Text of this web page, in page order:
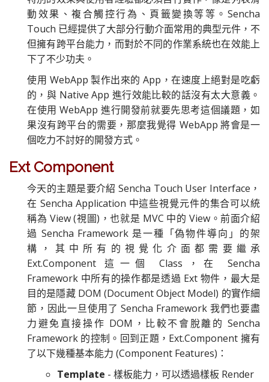
動效果、複合觸控行為、頁籤變換等等。Sencha
Touch 已經提供了大部分行動介面常用的典型元件，不
但擁有跨平台能力，而對於不同的作業系統也在效能上
下了不少功夫。
使用 WebApp 製作出來的 App，在速度上絕對是吃虧
的，與 Native App 進行效能比較的話沒有太大意義。
在使用 WebApp 進行開發前就要先思考這個議題，如
果沒有跨平台的需要，那麼我覺得 WebApp 將會是一
個吃力不討好的開發方式。
Ext Component
今天的主題是要介紹 Sencha Touch User Interface，
在 Sencha Application 中這些視覺元件的集合可以統
稱為 View (視圖)，也就是 MVC 中的 View。前面介紹
過 Sencha Framework 是一種「偽物件導向」的架
構，其中所有的視覺化介面都需要繼承
Ext.Component 這一個 Class，在 Sencha
Framework 中所有的操作都是透過 Ext 物件，最大是
目的是隱藏 DOM (Document Object Model) 的實作細
節，因此一旦使用了 Sencha Framework 我們也要盡
力避免直接操作 DOM，比較不會脫離的 Sencha
Framework 的控制。回到正題，Ext.Component 擁有
了以下幾種基本能力 (Component Features)：
Template - 樣板能力，可以透過樣板 Render